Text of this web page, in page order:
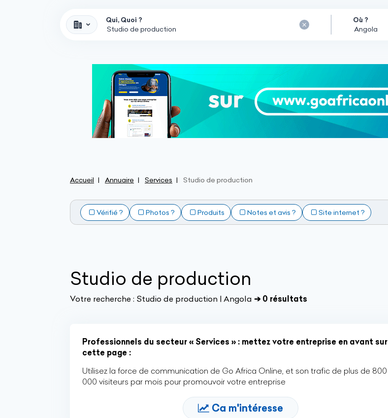
Qui, Quoi ? Où ?
Accueil Annuaire Services Studio de production
Vérifié ? Photos ? Produits Notes et avis ? Site internet ?
Studio de production
Votre recherche : Studio de production | Angola ➔ 0 résultats
Professionnels du secteur « Services » : mettez votre entreprise en avant sur
cette page :
Utilisez la force de communication de Go Africa Online, et son trafic de plus de 800
000 visiteurs par mois pour promouvoir votre entreprise
Ca m'intéresse